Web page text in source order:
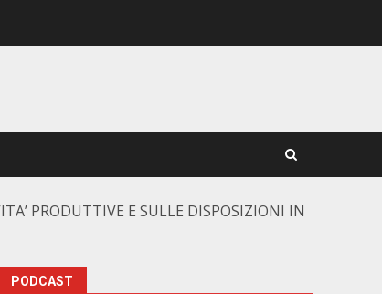
PRODUTTIVE E SULLE DISPOSIZIONI IN
PODCAST